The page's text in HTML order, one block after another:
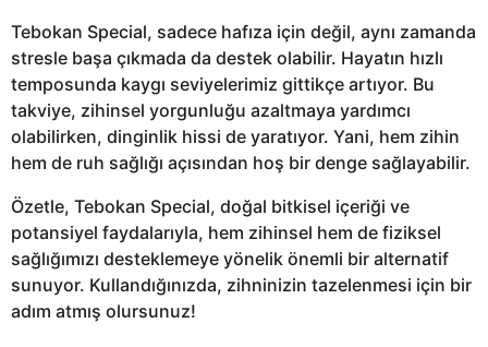
Tebokan Special, sadece hafıza için değil, aynı zamanda
stresle başa çıkmada da destek olabilir. Hayatın hızlı
temposunda kaygı seviyelerimiz gittikçe artıyor. Bu
takviye, zihinsel yorgunluğu azaltmaya yardımcı
olabilirken, dinginlik hissi de yaratıyor. Yani, hem zihin
hem de ruh sağlığı açısından hoş bir denge sağlayabilir.
Özetle, Tebokan Special, doğal bitkisel içeriği ve
potansiyel faydalarıyla, hem zihinsel hem de fiziksel
sağlığımızı desteklemeye yönelik önemli bir alternatif
sunuyor. Kullandığınızda, zihninizin tazelenmesi için bir
adım atmış olursunuz!